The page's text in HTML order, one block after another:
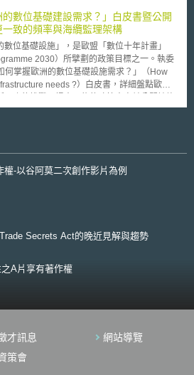
訟。
Service，下述簡稱IPCTS)，協助聽障、語
電信商
從2012年6月起，每個月成長約11%，且導致
算4百萬美元之危機。為了解決電話中繼服務
Relay Service Fund)面臨嚴重資金不
25日公佈FCC 13-13法規制定建議通知
能完成註冊程序。 ‧ 使用者並非使用從政
設備卻低於75美元時，供應商需從使用者取
供設備與軟體，必須於每通電話完成後，可
於大眾、減少溝通障礙外，更可落實普世價
數位基礎建設需求？」白皮書暨公開
致的頻率與海纜監理架構
數位基礎設施」，是歐盟「數位十年計畫」
2030）所擘劃的政策目標之一。執委
何掌握歐洲的數位基礎設施需求？」（How
needs ?）白皮書，詳細盤點歐盟
發展程度也參差不齊，法規環境差異對跨境
位單一市場難以成形。為避免相同困境在
與規範環境，提高歐盟對頻率政策的掌控，
務的監管架構並未就雲端服務業者規範相關
性，為地面通訊、衛星通訊及其他新興應用
-以谷阿莫二次創作影片為例
Secrets Act的晚近見解與趨勢
A片享有著作權
才訊息
網站導覽
策會